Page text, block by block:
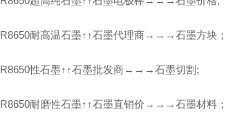
R8650耐高温石墨↑↑石墨代理商→→→石墨方块；
R8650性石墨↑↑石墨批发商→→→石墨切割;
R8650耐磨性石墨↑↑石墨直销价→→→石墨材料；